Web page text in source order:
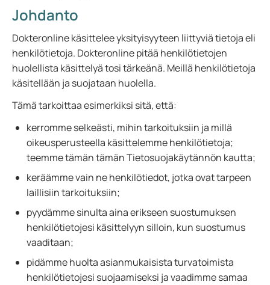
Johdanto
Dokteronline käsittelee yksityisyyteen liittyviä tietoja eli
henkilötietoja. Dokteronline pitää henkilötietojen
huolellista käsittelyä tosi tärkeänä. Meillä henkilötietoja
käsitellään ja suojataan huolella.
Tämä tarkoittaa esimerkiksi sitä, että:
kerromme selkeästi, mihin tarkoituksiin ja millä
oikeusperusteella käsittelemme henkilötietoja;
teemme tämän tämän Tietosuojakäytännön kautta;
keräämme vain ne henkilötiedot, jotka ovat tarpeen
laillisiin tarkoituksiin;
pyydämme sinulta aina erikseen suostumuksen
henkilötietojesi käsittelyyn silloin, kun suostumus
vaaditaan;
pidämme huolta asianmukaisista turvatoimista
henkilötietojesi suojaamiseksi ja vaadimme samaa